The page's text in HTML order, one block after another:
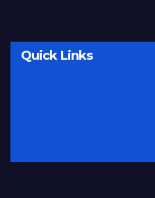
Quick Links